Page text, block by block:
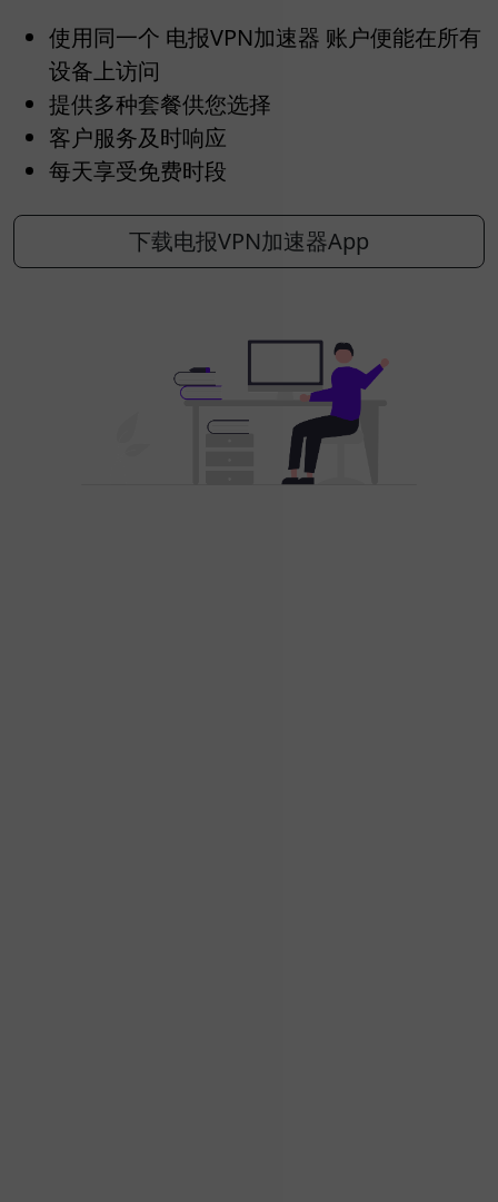
使用同一个 电报VPN加速器 账户便能在所有
设备上访问
提供多种套餐供您选择
客户服务及时响应
每天享受免费时段
下载电报VPN加速器App